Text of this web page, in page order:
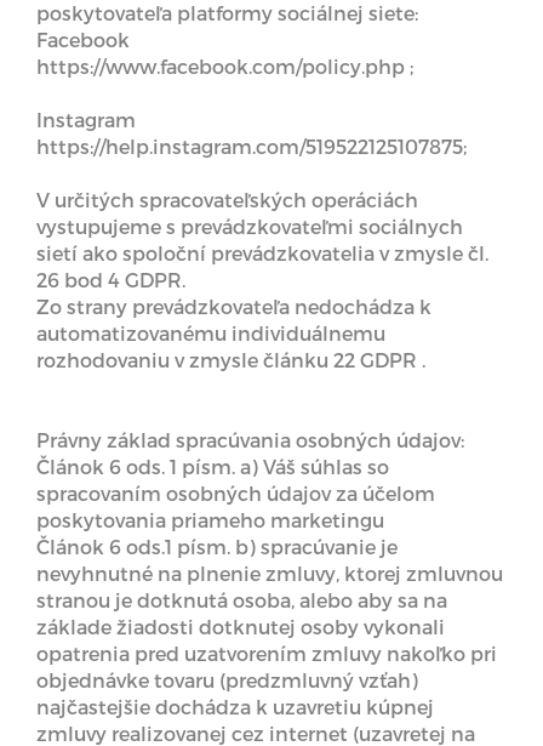
poskytovateľa platformy sociálnej siete:
Facebook
https://www.facebook.com/policy.php ;
Instagram
https://help.instagram.com/519522125107875;
V určitých spracovateľských operáciách
vystupujeme s prevádzkovateľmi sociálnych
sietí ako spoloční prevádzkovatelia v zmysle čl.
26 bod 4 GDPR.
Zo strany prevádzkovateľa nedochádza k
automatizovanému individuálnemu
rozhodovaniu v zmysle článku 22 GDPR .
Právny základ spracúvania osobných údajov:
Článok 6 ods. 1 písm. a) Váš súhlas so
spracovaním osobných údajov za účelom
poskytovania priameho marketingu
Článok 6 ods.1 písm. b) spracúvanie je
nevyhnutné na plnenie zmluvy, ktorej zmluvnou
stranou je dotknutá osoba, alebo aby sa na
základe žiadosti dotknutej osoby vykonali
opatrenia pred uzatvorením zmluvy nakoľko pri
objednávke tovaru (predzmluvný vzťah)
najčastejšie dochádza k uzavretiu kúpnej
zmluvy realizovanej cez internet (uzavretej na